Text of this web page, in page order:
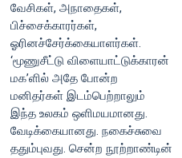
வேசிகள், அநாதைகள்,
பிச்சைக்காரர்கள்,
ஓரினச்சேர்க்கையாளர்கள்.
‘மூணுசீட்டு விளையாட்டுக்காரன்
மக’ளில் அதே போன்ற
மனிதர்கள் இடம்பெற்றாலும்
இந்த உலகம் ஒளிமயமானது.
வேடிக்கையானது. நகைச்சுவை
ததும்புவது. சென்ற நூற்றாண்டின்